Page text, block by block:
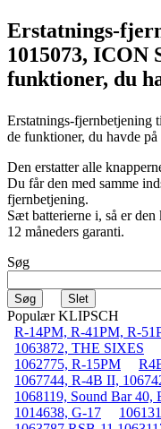
Erstatnings-
1015073, ICON
funktioner, du
Erstatnings-fjernbetjening
de funktioner, du havde
Den erstatter alle
Du får den med samme
fjernbetjening.
Sæt batterierne i, så er
12 måneders garanti.
Søg
Populær KLIPSCH
R-14PM, R-41PM, R-
1063872, THE SIXES
1062775, R-15PM
1067744, R-4B II,
1068119, Sound Bar
1014638, G-17